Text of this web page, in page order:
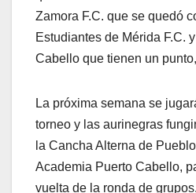
Zamora F.C. que se quedó
Estudiantes de Mérida F.C.
Cabello que tienen un
La próxima semana se
torneo y las aurinegras
la Cancha Alterna de
Academia Puerto Cabello,
vuelta de la ronda de